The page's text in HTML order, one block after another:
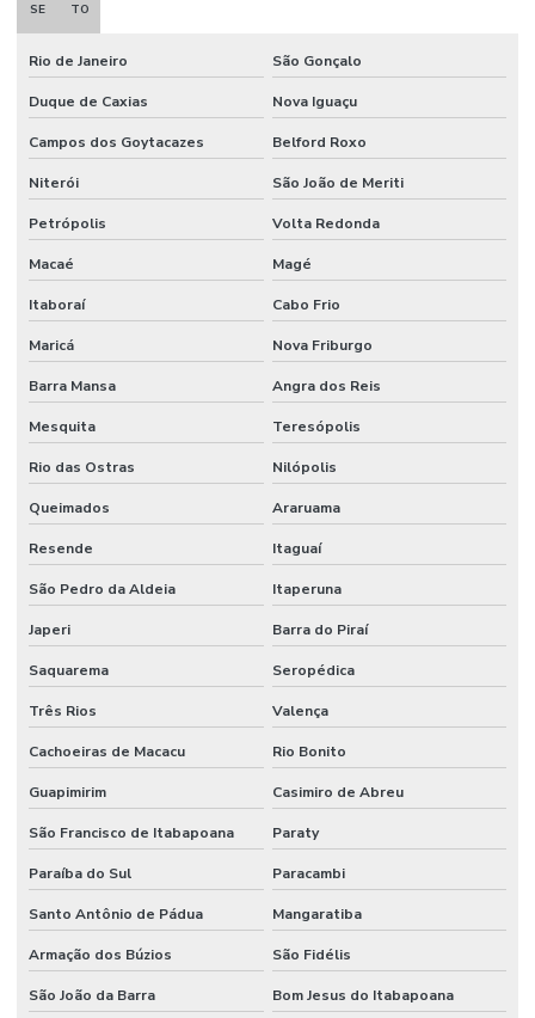
SE TO
Rio de Janeiro São Gonçalo
Duque de Caxias Nova Iguaçu
Campos dos Goytacazes Belford Roxo
Niterói São João de Meriti
Petrópolis Volta Redonda
Macaé Magé
Itaboraí Cabo Frio
Maricá Nova Friburgo
Barra Mansa Angra dos Reis
Mesquita Teresópolis
Rio das Ostras Nilópolis
Queimados Araruama
Resende Itaguaí
São Pedro da Aldeia Itaperuna
Japeri Barra do Piraí
Saquarema Seropédica
Três Rios Valença
Cachoeiras de Macacu Rio Bonito
Guapimirim Casimiro de Abreu
São Francisco de Itabapoana Paraty
Paraíba do Sul Paracambi
Santo Antônio de Pádua Mangaratiba
Armação dos Búzios São Fidélis
São João da Barra Bom Jesus do Itabapoana